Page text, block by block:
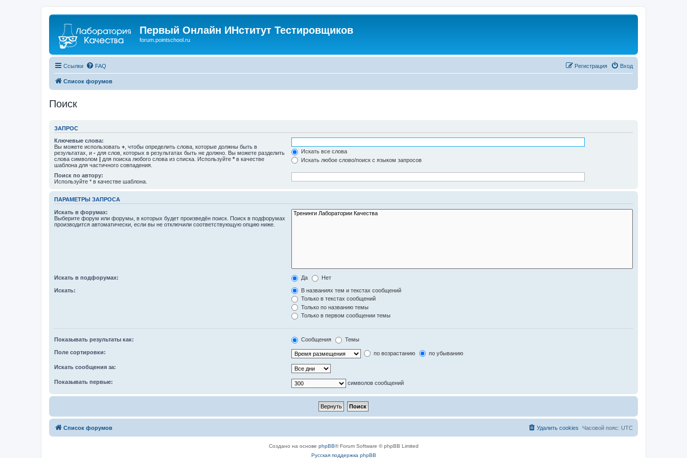
Первый Онлайн ИНститут Тестировщиков
forum.pointschool.ru
Ссылки FAQ Вход
Регистрация
Список форумов
Поиск
ЗАПРОС
Ключевые слова:
Вы можете использовать + , чтобы определить слова, которые должны быть в
результатах, и - для слов, которых в результатах быть не должно. Вы можете разделить
слова символом | для поиска любого слова из списка. Используйте * в качестве
шаблона для частичного совпадения.
Искать все слова
Искать любое слово/поиск с языком запросов
Поиск по автору:
Используйте * в качестве шаблона.
ПАРАМЕТРЫ ЗАПРОСА
Искать в форумах:
Выберите форум или форумы, в которых будет произведён поиск. Поиск в подфорумах
производится автоматически, если вы не отключили соответствующую опцию ниже.
Искать в подфорумах: Да Нет
Искать:
В названиях тем и текстах сообщений
Только в текстах сообщений
Только по названию темы
Только в первом сообщении темы
Показывать результаты как: Сообщения Темы
Поле сортировки: по возрастанию по убыванию
Искать сообщения за:
Показывать первые: символов сообщений
Список форумов Часовой пояс: UTC
Удалить cookies
Создано на основе phpBB® Forum Software © phpBB Limited
Русская поддержка phpBB